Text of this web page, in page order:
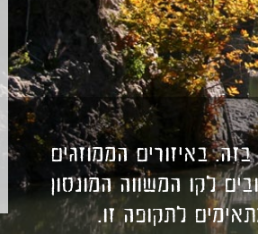
באיזורים הממוזגים
לקו המשווה המונסון
לתקופה זו.